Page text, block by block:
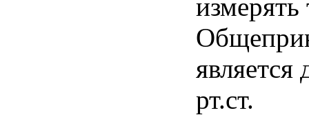
является
рт.ст.